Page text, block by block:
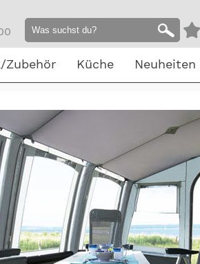
Zubehör Küche Neuheiten